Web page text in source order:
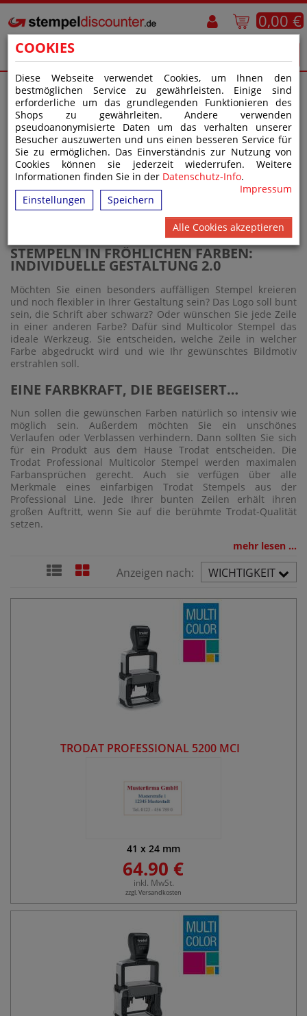
COOKIES
Diese Webseite verwendet Cookies, um Ihnen den
bestmöglichen Service zu gewährleisten. Einige sind
erforderliche um das grundlegenden Funktionieren des
Shops zu gewährleiten. Andere verwenden
pseudoanonymisierte Daten um das verhalten unserer
Besucher auszuwerten und uns einen besseren Service für
Sie zu ermöglichen. Das Einverständnis zur Nutzung von
Cookies können sie jederzeit wiederrufen. Weitere
Informationen finden Sie in der Datenschutz-Info.
Impressum
Einstellungen
Speichern
Alle Cookies akzeptieren
0,00 €
STARTSEITE > STEMPELHERSTELLER > TRODAT
> TRODAT PROFESSIONAL MULTICOLORSTEMPEL
TRODAT PROFESSIONAL
MULTICOLORSTEMPEL
STEMPELN IN FRÖHLICHEN FARBEN:
INDIVIDUELLE GESTALTUNG 2.0
Möchten Sie einen besonders auffälligen Stempel kreieren
und noch flexibler in Ihrer Gestaltung sein? Das Logo soll bunt
sein, die Schrift aber schwarz? Oder wünschen Sie jede Zeile
in einer anderen Farbe? Dafür sind Multicolor Stempel das
ideale Werkzeug. Sie entscheiden, welche Zeile in welcher
Farbe abgedruckt wird und wie Ihr gewünschtes Bildmotiv
erstrahlen soll.
EINE FARBKRAFT, DIE BEGEISERT…
Nun sollen die gewünschen Farben natürlich so intensiv wie
möglich sein. Außerdem möchten Sie ein unschönes
Verlaufen oder Verblassen verhindern. Dann sollten Sie sich
für ein Produkt aus dem Hause Trodat entscheiden. Die
Trodat Professional Multicolor Stempel werden maximalen
Farbansprüchen gerecht. Auch sie verfügen über alle
Merkmale eines einfarbigen Trodat Stempels aus der
Professional Line. Jede Ihrer bunten Zeilen erhält ihren
großen Auftritt, wenn Sie auf die berühmte Trodat-Qualität
setzen.
mehr lesen ...
WICHTIGKEIT
Anzeigen nach:
TRODAT PROFESSIONAL 5200 MCI
41 x 24 mm
64.90 €
inkl. MwSt.
zzgl. Versandkosten